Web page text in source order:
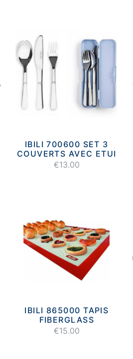
IBILI 700600 SET 3
COUVERTS AVEC ETUI
€13.00
IBILI 865000 TAPIS
FIBERGLASS
€15.00